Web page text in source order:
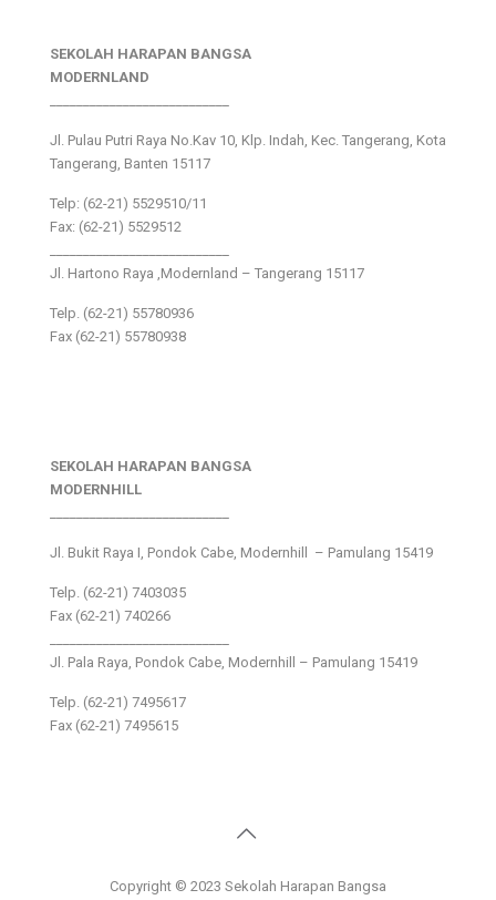
SEKOLAH HARAPAN BANGSA
MODERNLAND
Jl. Pulau Putri Raya No.Kav 10, Klp. Indah, Kec. Tangerang, Kota
Tangerang, Banten 15117
Telp: (62-21) 5529510/11
Fax: (62-21) 5529512
Jl. Hartono Raya ,Modernland – Tangerang 15117
Telp. (62-21) 55780936
Fax (62-21) 55780938
SEKOLAH HARAPAN BANGSA
MODERNHILL
Jl. Bukit Raya I, Pondok Cabe, Modernhill – Pamulang 15419
Telp. (62-21) 7403035
Fax (62-21) 740266
Jl. Pala Raya, Pondok Cabe, Modernhill – Pamulang 15419
Telp. (62-21) 7495617
Fax (62-21) 7495615
Copyright © 2023 Sekolah Harapan Bangsa